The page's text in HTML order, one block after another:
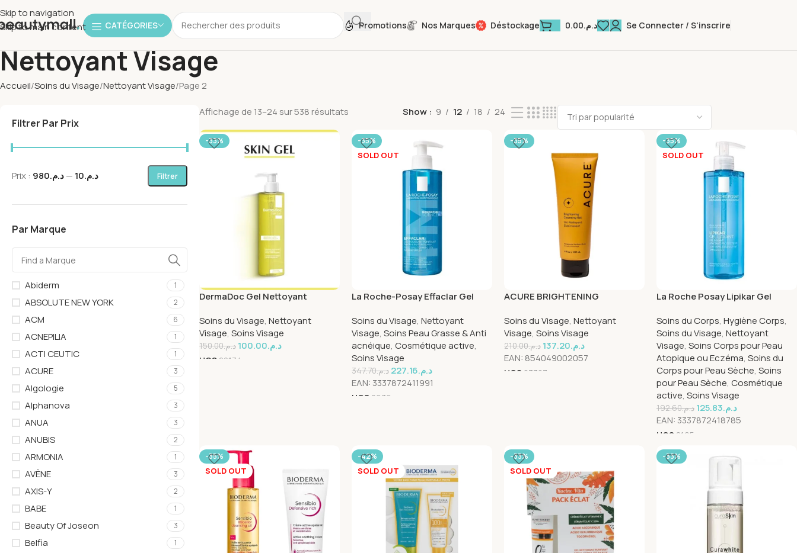
Skip to navigation
Skip to main content
CATÉGORIES Promotions Nos Marques Déstockage د.م.0.00 Se Connecter / S'inscrire
Nettoyant Visage
Accueil Soins du Visage Nettoyant Visage Page 2
Filtrer Par Prix
Filtrer
Prix : د.م.10 —د.م.980
Par Marque
Abiderm 1
ABSOLUTE NEW YORK 2
ACM 6
ACNEPILIA 1
ACTI CEUTIC 1
ACURE 3
Algologie 5
Alphanova 3
ANUA 3
ANUBIS 2
ARMONIA 1
AVÈNE 3
AXIS-Y 2
BABE 1
Beauty Of Joseon 3
Belfia 1
Affichage de 13–24 sur 538 résultats Show 9 12 18 24
-33%
DermaDoc Gel Nettoyant
Soins du Visage, Nettoyant
Visage, Soins Visage
د.م.150.00 د.م.100.00
UGS 22134
-35%
SOLD OUT
La Roche-Posay Effaclar Gel
Acnéique | 400ml
Soins du Visage, Nettoyant
Visage, Soins Peau Grasse & Anti
acnéique, Cosmétique active,
Soins Visage
د.م.347.70 د.م.227.16
EAN: 3337872411991
UGS 2636
-35%
ACURE BRIGHTENING
Soins du Visage, Nettoyant
Visage, Soins Visage
د.م.210.00 د.م.137.20
EAN: 854049002057
UGS 23327
-35%
SOLD OUT
La Roche Posay Lipikar Gel
Soins du Corps, Hygiène Corps,
Soins du Visage, Nettoyant
Visage, Soins Corps pour Peau
Atopique ou Eczéma, Soins du
Corps pour Peau Sèche, Soins
pour Peau Sèche, Cosmétique
active, Soins Visage
د.م.192.60 د.م.125.83
EAN: 3337872418785
UGS 8195
-35%
SOLD OUT
-42%
SOLD OUT
-33%
SOLD OUT
-33%